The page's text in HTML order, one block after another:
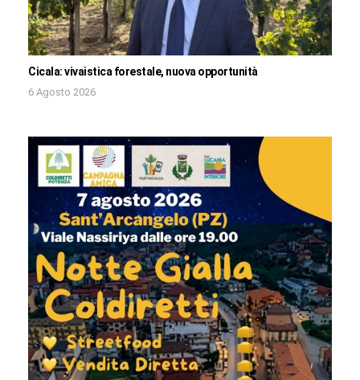
Cicala: vivaistica forestale, nuova opportunità
6 Agosto 2026